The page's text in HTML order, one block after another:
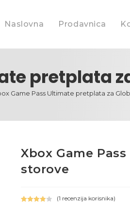
Naslovna Prodavnica
pretplata
Game Pass Ultimate pretplata za
Xbox Game
storove
(1 recenzija korisnika)